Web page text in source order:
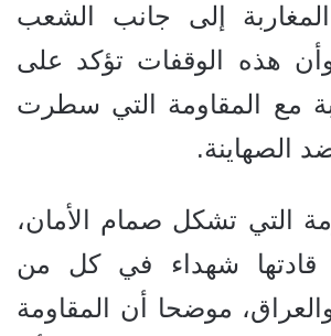
إلى جانب الشعب
وأن هذه الوقفات تؤكد على
مع المقاومة التي سطرت
الصهاينة.
التي تشكل صمام الأمان،
قادتها شهداء في كل من
والعراق، موضحا أن المقاومة